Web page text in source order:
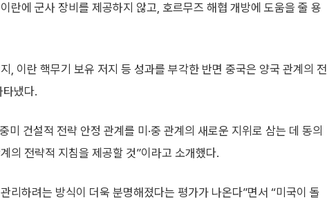
란에 군사 장비를 제공하지 않고, 호르무즈 해협 개방에 도움을 줄 용
, 이란 핵무기 보유 저지 등 성과를 부각한 반면 중국은 양국 관계의 전
타냈다.
건설적 전략 안정 관계를 미·중 관계의 새로운 지위로 삼는 데 동의
의 전략적 지침을 제공할 것”이라고 소개했다.
리하려는 방식이 더욱 분명해졌다는 평가가 나온다”면서 “미국이 돌